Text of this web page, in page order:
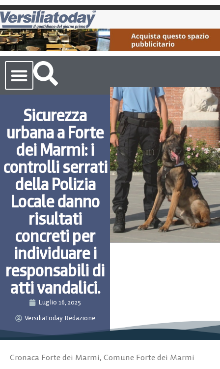
Sicurezza
urbana a Forte
dei Marmi: i
controlli serrati
della Polizia
Locale danno
risultati
concreti per
individuare i
responsabili di
atti vandalici.
Luglio 16, 2025
VersiliaToday Redazione
Cronaca Forte dei Marmi, Comune Forte dei Marmi